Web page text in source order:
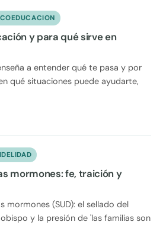
y para qué sirve en
a entender qué te pasa y por
qué situaciones puede ayudarte,
mormones: fe, traición y
mormones (SUD): el sellado del
y la presión de 'las familias son